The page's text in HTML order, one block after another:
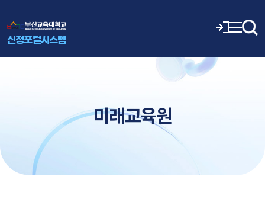
신청포털시스템
미래교육원